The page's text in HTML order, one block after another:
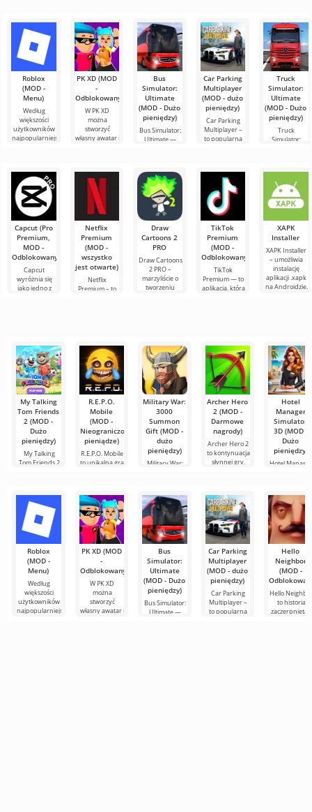
Roblox
(MOD -
Menu)
Według
większości
użytkowników
najpopularniejszą
pozostaje
Roblox. Projekt
PK XD (MOD
-
Odblokowany)
W PK XD
można
stworzyć
własny awatar i
uczestników.
Kolorowa
grafika i
Bus
Simulator:
Ultimate
(MOD - Dużo
pieniędzy)
Bus Simulator:
Ultimate —
oferująca
nieograniczone
Car Parking
Multiplayer
(MOD - dużo
pieniędzy)
Car Parking
Multiplayer –
to popularna
wcielają się w
rolę
Truck
Simulator:
Ultimate
(MOD - Dużo
pieniędzy)
Truck
Simulator:
przewozów
ciężarowych i
elementu
Capcut (Pro
Premium,
MOD -
Odblokowany)
Capcut
wyróżnia się
jako jedno z
Netflix
Premium
(MOD -
wszystko
jest otwarte)
Netflix
Premium – to
Draw
Cartoons 2
PRO
Draw Cartoons
2 PRO –
marzyliście o
tworzeniu
TikTok
Premium
(MOD -
Odblokowany)
TikTok
Premium — to
aplikacja, która
XAPK
Installer
XAPK Installer
– umożliwia
instalację
aplikacji .xapk
na Androidzie.
My Talking
Tom Friends
2 (MOD -
Dużo
pieniędzy)
My Talking
Tom Friends 2
R.E.P.O.
Mobile
(MOD -
Nieograniczone
pieniądze)
R.E.P.O. Mobile
to unikalna gra
Military War:
3000
Summon
Gift (MOD -
dużo
pieniędzy)
Military War:
Archer Hero
2 (MOD -
Darmowe
nagrody)
Archer Hero 2
to kontynuacja
słynnej gry,
Hotel
Manager
Simulator
3D (MOD -
Dużo
pieniędzy)
Hotel
Roblox
(MOD -
Menu)
Według
większości
użytkowników
najpopularniejszą
PK XD (MOD
-
Odblokowany)
W PK XD
można
stworzyć
własny awatar i
Bus
Simulator:
Ultimate
(MOD - Dużo
pieniędzy)
Bus Simulator:
Ultimate —
Car Parking
Multiplayer
(MOD - dużo
pieniędzy)
Car Parking
Multiplayer –
to popularna
Hello
Neighbor
(MOD -
Hello
to historia
zaczerpnięta z